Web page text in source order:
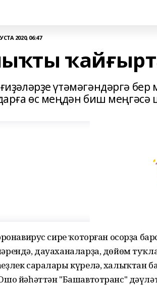
2020, 06:47
үтәмәгәндәргә бер
өс меңдән биш
сире ҡоторған осорҙа
дауаханаларҙа, дөйөм
саралары күрелә, халыҡтан
йәһәттән "Башавтотранс"